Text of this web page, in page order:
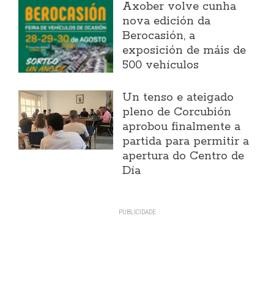
Axober volve cunha
nova edición da
Berocasión, a
exposición de máis de
500 vehículos
Un tenso e ateigado
pleno de Corcubión
aprobou finalmente a
partida para permitir a
apertura do Centro de
Día